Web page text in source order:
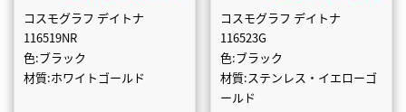
コスモグラフ デイトナ
116519NR
色:ブラック
材質:ホワイトゴールド
コスモグラフ デイトナ
116523G
色:ブラック
材質:ステンレス・イエローゴ
ールド